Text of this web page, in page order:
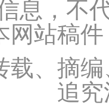
息，不
网站稿
载、摘
追